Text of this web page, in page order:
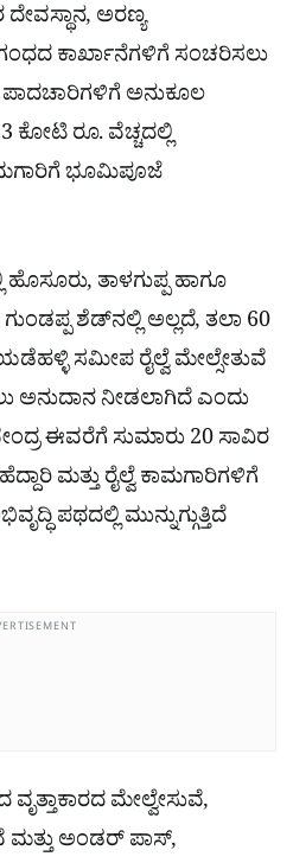
ಅರಣ್ಯ
ಕಾರ್ಖಾನೆಗಳಿಗೆ ಸಂಚರಿಸಲು
ಅನುಕೂಲ
ಕೋಟಿ ರೂ. ವೆಚ್ಚದಲ್ಲಿ
ಭೂಮಿಪೂಜೆ
ತಾಳಗುಪ್ಪ ಹಾಗೂ
ಶೆಡ್​ನಲ್ಲಿ ಅಲ್ಲದೆ, ತಲಾ 60
ಸಮೀಪ ರೈಲ್ವೆ ಮೇಲ್ಸೇತುವೆ
ಅನುದಾನ ನೀಡಲಾಗಿದೆ ಎಂದು
ಈವರೆಗೆ ಸುಮಾರು 20 ಸಾವಿರ
ಮತ್ತು ರೈಲ್ವೆ ಕಾಮಗಾರಿಗಳಿಗೆ
ಪಥದಲ್ಲಿ ಮುನ್ನುಗ್ಗುತ್ತಿದೆ
ಮೇಲ್ವೇಸುವೆ,
ಮತ್ತು ಅಂಡರ್ ಪಾಸ್,